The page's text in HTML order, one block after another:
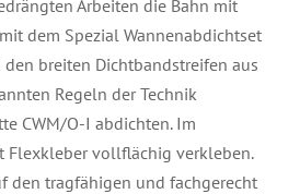
Arbeiten die Bahn mit
dem Spezial Wannenabdichtset
den breiten Dichtbandstreifen aus
Regeln der Technik
CWM/O-I abdichten. Im
Flexkleber vollflächig verkleben.
den tragfähigen und fachgerecht